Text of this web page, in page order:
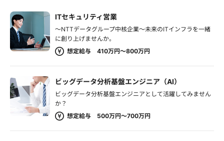
ITセキュリティ営業
～NTTデータグループ中核企業～未来のITインフラを一緒
に創り上げませんか。
想定給与 410万円～800万円
ビッグデータ分析基盤エンジニア（AI）
ビッグデータ分析基盤エンジニアとして活躍してみません
か？
想定給与 500万円～700万円